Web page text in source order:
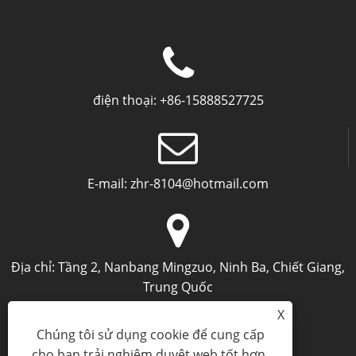
điện thoại: +86-15888527725
E-mail: zhr-8104@hotmail.com
Địa chỉ: Tầng 2, Nanbang Mingzuo, Ninh Ba, Chiết Giang,
Trung Quốc
X
Chúng tôi sử dụng cookie để cung cấp